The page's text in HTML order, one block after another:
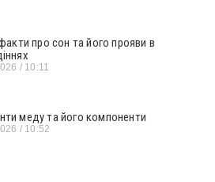
факти про сон та його прояви в
10:11
меду та його компоненти
10:52